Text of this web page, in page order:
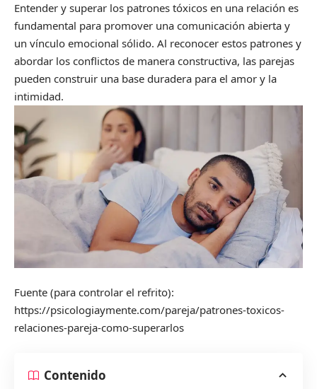
Entender y superar los patrones tóxicos en una relación es
fundamental para promover una comunicación abierta y
un vínculo emocional sólido. Al reconocer estos patrones y
abordar los conflictos de manera constructiva, las parejas
pueden construir una base duradera para el amor y la
intimidad.
Fuente (para controlar el refrito):
https://psicologiaymente.com/pareja/patrones-toxicos-
relaciones-pareja-como-superarlos
Contenido